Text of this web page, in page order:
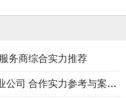
务商综合实力推荐
2026年资质齐全的AI搜索营销专业公司 合作实力参考与案例盘点